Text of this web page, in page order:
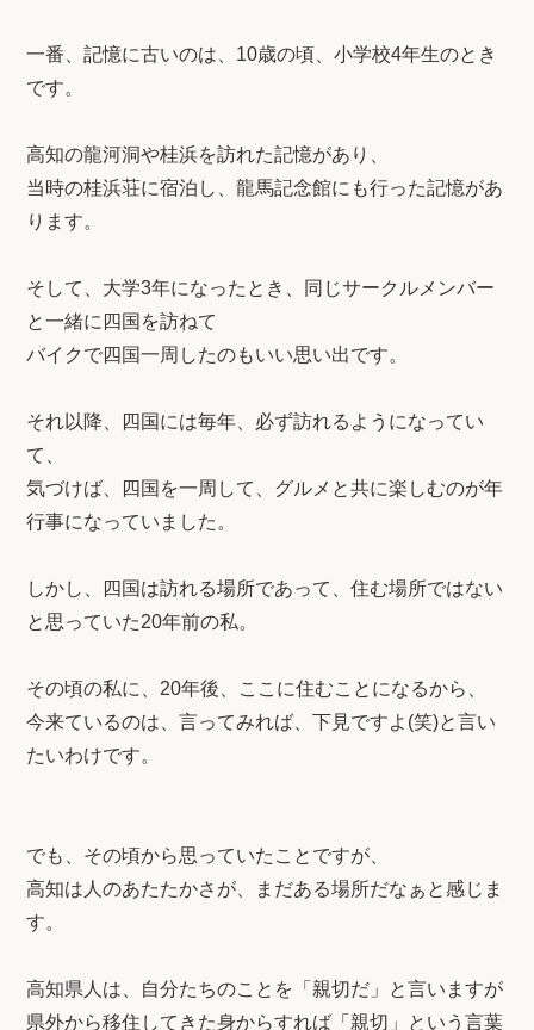
一番、記憶に古いのは、10歳の頃、小学校4年生のとき
です。
高知の龍河洞や桂浜を訪れた記憶があり、
当時の桂浜荘に宿泊し、龍馬記念館にも行った記憶があ
ります。
そして、大学3年になったとき、同じサークルメンバー
と一緒に四国を訪ねて
バイクで四国一周したのもいい思い出です。
それ以降、四国には毎年、必ず訪れるようになってい
て、
気づけば、四国を一周して、グルメと共に楽しむのが年
行事になっていました。
しかし、四国は訪れる場所であって、住む場所ではない
と思っていた20年前の私。
その頃の私に、20年後、ここに住むことになるから、
今来ているのは、言ってみれば、下見ですよ(笑)と言い
たいわけです。
でも、その頃から思っていたことですが、
高知は人のあたたかさが、まだある場所だなぁと感じま
す。
高知県人は、自分たちのことを「親切だ」と言いますが
県外から移住してきた身からすれば「親切」という言葉